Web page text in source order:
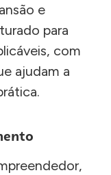
e
para
com
ajudam a